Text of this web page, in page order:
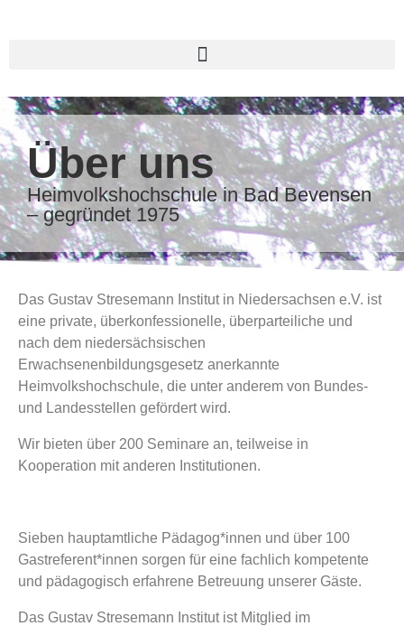
Über uns​
Heimvolkshochschule in Bad Bevensen
– gegründet 1975
Das Gustav Stresemann Institut in Niedersachsen e.V. ist
eine private, überkonfessionelle, überparteiliche und
nach dem niedersächsischen
Erwachsenenbildungsgesetz anerkannte
Heimvolkshochschule, die unter anderem von Bundes-
und Landesstellen gefördert wird.
Wir bieten über 200 Seminare an, teilweise in
Kooperation mit anderen Institutionen.
Sieben hauptamtliche Pädagog*innen und über 100
Gastreferent*innen sorgen für eine fachlich kompetente
und pädagogisch erfahrene Betreuung unserer Gäste.
Das Gustav Stresemann Institut ist Mitglied im